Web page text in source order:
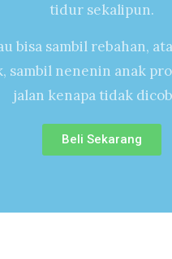
tidur sekalipun.
bisa sambil rebahan,
sambil nenenin anak
jalan kenapa tidak
Beli Sekarang